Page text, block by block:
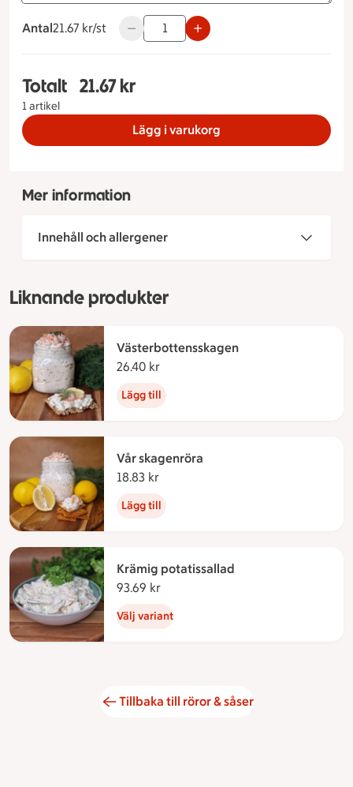
Antal
21.67 kronor styck
21.67 kr/st Använd knapparna för att minska eller
Totalt
1 artikel
Totalt 1 stycken Norrlandsröra Mängd 100g,
21.67 kr
Lägg i varukorg
Mer information
Innehåll och allergener
Liknande produkter
Västerbottensskagen
26.40 kr
Lägg till
Vår skagenröra
18.83 kr
Lägg till
Krämig potatissallad
93.69 kr
Välj variant
Tillbaka till röror & såser